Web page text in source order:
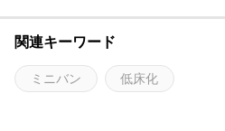
関連キーワード
ミニバン 低床化